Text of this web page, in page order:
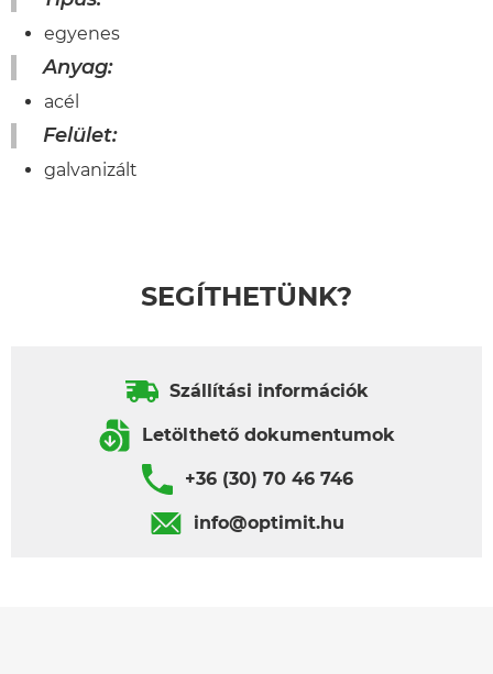
egyenes
Anyag:
acél
Felület:
galvanizált
SEGÍTHETÜNK?
Szállítási információk
Letölthető dokumentumok
+36 (30) 70 46 746
info@optimit.hu